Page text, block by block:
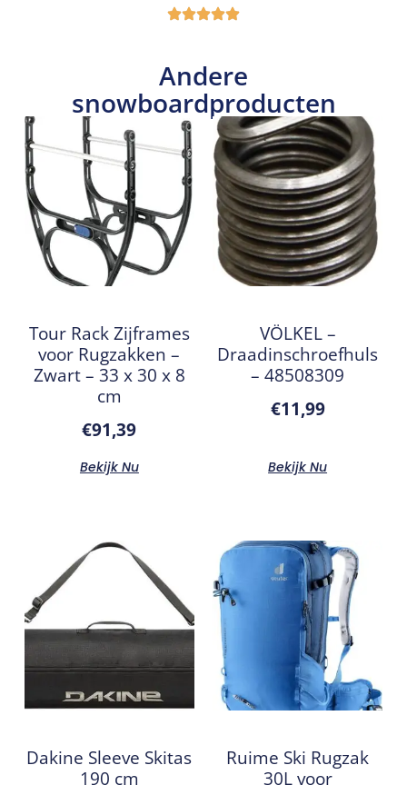
Andere
snowboardproducten
Tour Rack Zijframes
voor Rugzakken –
Zwart – 33 x 30 x 8
cm
€91,39
Bekijk Nu
VÖLKEL –
Draadinschroefhuls
– 48508309
€11,99
Bekijk Nu
Dakine Sleeve Skitas
190 cm
Ruime Ski Rugzak
30L voor